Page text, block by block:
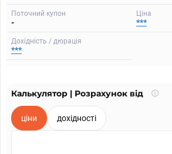
Поточний купон
-
Ціна
***
Дохідність / дюрація
***
Калькулятор | Розрахунок від
Що
ціни дохідності